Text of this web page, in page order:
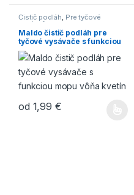
Čistič podláh, Pre tyčové
vysávače s mopom
Maldo čistič podláh pre
tyčové vysávače s funkciou
mopu – Vôňa kvetín
od 1,99 €